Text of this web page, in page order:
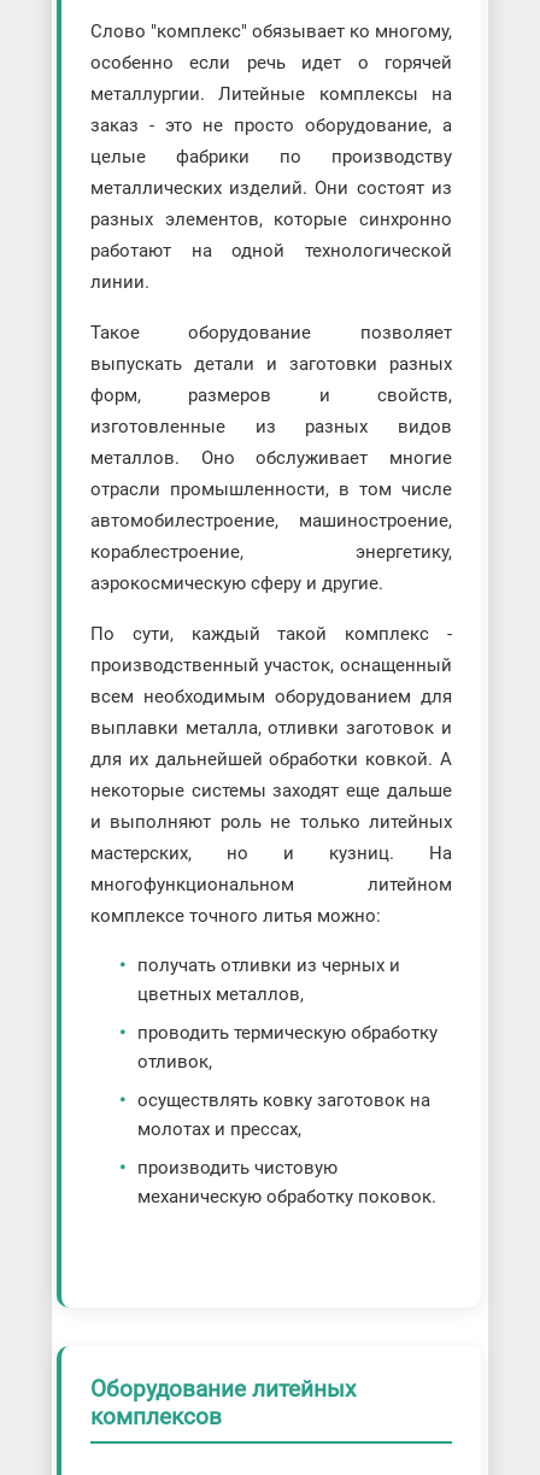
Слово "комплекс" обязывает ко многому,
особенно если речь идет о горячей
металлургии. Литейные комплексы на
заказ - это не просто оборудование, а
целые фабрики по производству
металлических изделий. Они состоят из
разных элементов, которые синхронно
работают на одной технологической
линии.
Такое оборудование позволяет
выпускать детали и заготовки разных
форм, размеров и свойств,
изготовленные из разных видов
металлов. Оно обслуживает многие
отрасли промышленности, в том числе
автомобилестроение, машиностроение,
кораблестроение, энергетику,
аэрокосмическую сферу и другие.
По сути, каждый такой комплекс -
производственный участок, оснащенный
всем необходимым оборудованием для
выплавки металла, отливки заготовок и
для их дальнейшей обработки ковкой. А
некоторые системы заходят еще дальше
и выполняют роль не только литейных
мастерских, но и кузниц. На
многофункциональном литейном
комплексе точного литья можно:
получать отливки из черных и
цветных металлов,
проводить термическую обработку
отливок,
осуществлять ковку заготовок на
молотах и прессах,
производить чистовую
механическую обработку поковок.
Оборудование литейных
комплексов